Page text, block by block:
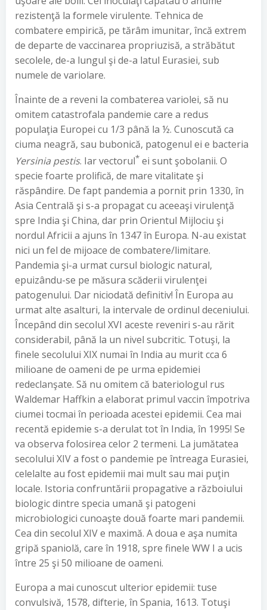
rezistenţă la formele virulente. Tehnica de
combatere empirică, pe tărâm imunitar, încă extrem
de departe de vaccinarea propriuzisă, a străbătut
secolele, de-a lungul şi de-a latul Eurasiei, sub
numele de variolare.
Înainte de a reveni la combaterea variolei, să nu
omitem catastrofala pandemie care a redus
populaţia Europei cu 1/3 până la ½. Cunoscută ca
ciuma neagră, sau bubonică, patogenul ei e bacteria
Yersinia pestis. Iar vectorul* ei sunt şobolanii. O
specie foarte prolifică, de mare vitalitate şi
răspândire. De fapt pandemia a pornit prin 1330, în
Asia Centrală şi s-a propagat cu aceeaşi virulenţă
spre India şi China, dar prin Orientul Mijlociu şi
nordul Africii a ajuns în 1347 în Europa. N-au existat
nici un fel de mijoace de combatere/limitare.
Pandemia şi-a urmat cursul biologic natural,
epuizându-se pe măsura scăderii virulenţei
patogenului. Dar niciodată definitiv! În Europa au
urmat alte asalturi, la intervale de ordinul deceniului.
Începând din secolul XVI aceste reveniri s-au rărit
considerabil, până la un nivel subcritic. Totuşi, la
finele secolului XIX numai în India au murit cca 6
milioane de oameni de pe urma epidemiei
redeclanşate. Să nu omitem că bateriologul rus
Waldemar Haffkin a elaborat primul vaccin împotriva
ciumei tocmai în perioada acestei epidemii. Cea mai
recentă epidemie s-a derulat tot în India, în 1995! Se
va observa folosirea celor 2 termeni. La jumătatea
secolului XIV a fost o pandemie pe întreaga Eurasiei,
celelalte au fost epidemii mai mult sau mai puţin
locale. Istoria confruntării propagative a războiului
biologic dintre specia umană şi patogeni
microbiologici cunoaşte două foarte mari pandemii.
Cea din secolul XIV e maximă. A doua e aşa numita
gripă spaniolă, care în 1918, spre finele WW I a ucis
între 25 şi 50 milioane de oameni.
Europa a mai cunoscut ulterior epidemii: tuse
convulsivă, 1578, difterie, în Spania, 1613. Totuşi